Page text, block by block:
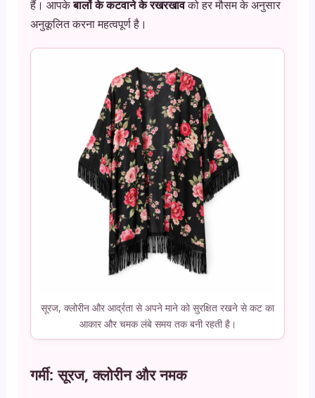
हैं। आपकेबालों के कटवाने के रखरखावको हर मौसम के अनुसार
अनुकूलित करना महत्वपूर्ण है।
सूरज, क्लोरीन और आर्द्रता से अपने माने को सुरक्षित रखने से कट का
आकार और चमक लंबे समय तक बनी रहती है।
गर्मी: सूरज, क्लोरीन और नमक